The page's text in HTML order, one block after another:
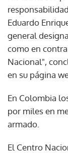
Eduardo
general
como en
Nacional",
en su página
En Colombia
por miles en
armado.
El Centro